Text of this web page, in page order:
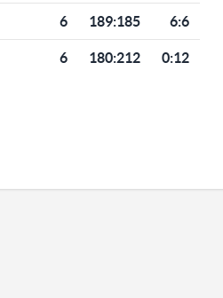
6 189:185 6:6
6 180:212 0:12